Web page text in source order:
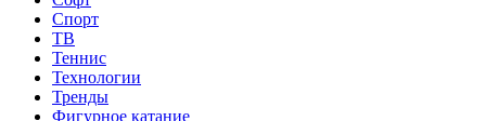
Спорт
ТВ
Теннис
Технологии
Тренды
Фигурное катание